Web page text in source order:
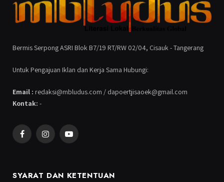
Bermis Serpong ASRI Blok B7/19 RT/RW 02/04, Cisauk - Tangerang
Untuk Pengajuan Iklan dan Kerja Sama Hubungi:
Email : redaksi@mbludus.com / dapoertjisaoek@gmail.com
Kontak: -
FacebookInstagramYouTube
SYARAT DAN KETENTUAN